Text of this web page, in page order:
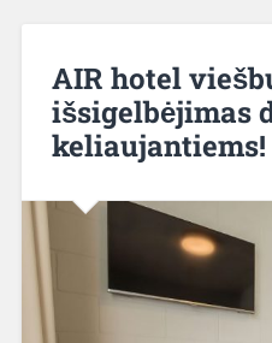
AIR hotel
išsigelbėjimas
keliaujantiems!